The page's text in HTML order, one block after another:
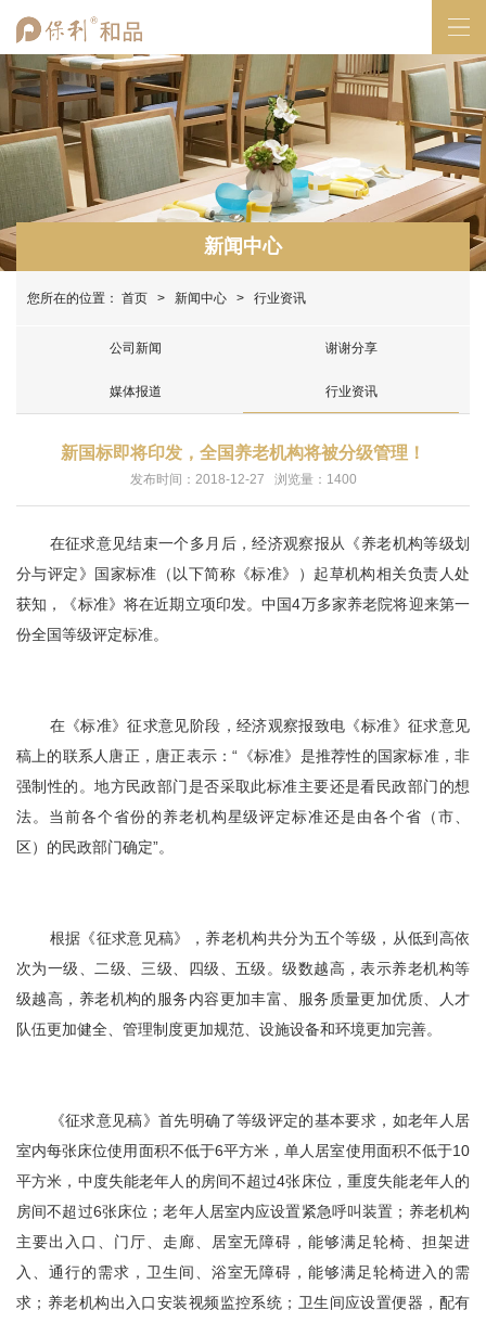
新闻中心
您所在的位置： 首页 > 新闻中心 > 行业资讯
公司新闻 谢谢分享
媒体报道 行业资讯
新国标即将印发，全国养老机构将被分级管理！
发布时间：2018-12-27 浏览量：1400
在征求意见结束一个多月后，经济观察报从《养老机构等级划
分与评定》国家标准（以下简称《标准》）起草机构相关负责人处
获知，《标准》将在近期立项印发。中国4万多家养老院将迎来第一
份全国等级评定标准。
在《标准》征求意见阶段，经济观察报致电《标准》征求意见
稿上的联系人唐正，唐正表示：“《标准》是推荐性的国家标准，非
强制性的。地方民政部门是否采取此标准主要还是看民政部门的想
法。当前各个省份的养老机构星级评定标准还是由各个省（市、
区）的民政部门确定”。
根据《征求意见稿》，养老机构共分为五个等级，从低到高依
次为一级、二级、三级、四级、五级。级数越高，表示养老机构等
级越高，养老机构的服务内容更加丰富、服务质量更加优质、人才
队伍更加健全、管理制度更加规范、设施设备和环境更加完善。
《征求意见稿》首先明确了等级评定的基本要求，如老年人居
室内每张床位使用面积不低于6平方米，单人居室使用面积不低于10
平方米，中度失能老年人的房间不超过4张床位，重度失能老年人的
房间不超过6张床位；老年人居室内应设置紧急呼叫装置；养老机构
主要出入口、门厅、走廊、居室无障碍，能够满足轮椅、担架进
入、通行的需求，卫生间、浴室无障碍，能够满足轮椅进入的需
求；养老机构出入口安装视频监控系统；卫生间应设置便器，配有